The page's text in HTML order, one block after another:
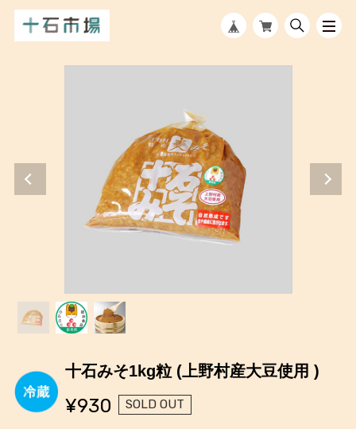
十石みそ1kg粒 (上野村産大豆使用 )
¥930 SOLD OUT